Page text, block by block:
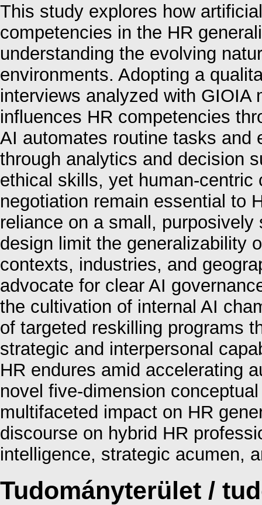
This study explores how
competencies in the HR
understanding the evolving
environments. Adopting a
interviews analyzed with GIOIA
influences HR competencies
AI automates routine tasks and
through analytics and decision
ethical skills, yet human-
negotiation remain essential to
reliance on a small,
design limit the generalizability
contexts, industries, and
advocate for clear AI
the cultivation of internal AI
of targeted reskilling programs
strategic and interpersonal
HR endures amid accelerating
novel five-dimension
multifaceted impact on HR
discourse on hybrid HR
intelligence, strategic acumen,
Tudományterület /